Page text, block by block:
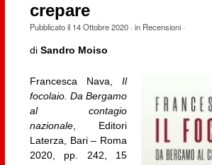
crepare
Pubblicato il 14 Ottobre 2020· in Recensioni·
di Sandro Moiso
Francesca Nava,Il
focolaio. Da Bergamo
al contagio
nazionale, Editori
Laterza, Bari – Roma
2020, pp. 242, 15